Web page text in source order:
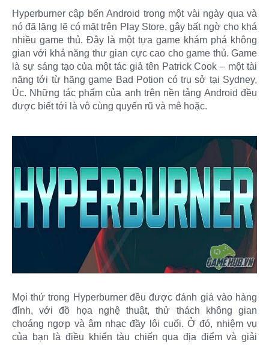
Hyperburner cập bến Android trong một vài ngày qua và
nó đã lặng lẽ có mặt trên Play Store, gây bất ngờ cho khá
nhiều game thủ. Đây là một tựa game khám phá không
gian với khả năng thư gian cực cao cho game thủ. Game
là sự sáng tạo của một tác giả tên Patrick Cook – một tài
năng tới từ hãng game Bad Potion có trụ sở tại Sydney,
Úc. Những tác phẩm của anh trên nền tảng Android đều
được biết tới là vô cùng quyến rũ và mê hoặc.
Mọi thứ trong Hyperburner đều được đánh giá vào hàng
đỉnh, với đồ họa nghệ thuật, thử thách không gian
choáng ngợp và âm nhạc đầy lôi cuối. Ở đó, nhiệm vụ
của bạn là điều khiển tàu chiến qua địa điểm và giải